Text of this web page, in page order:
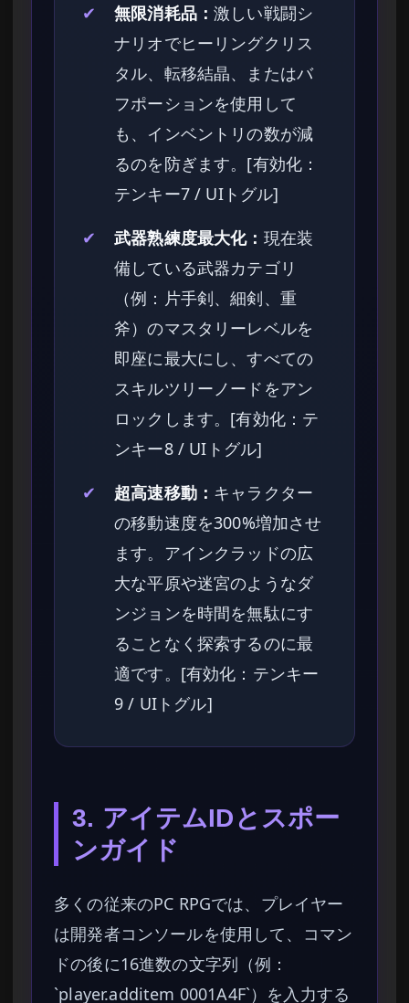
✔
無限消耗品：激しい戦闘シ
ナリオでヒーリングクリス
タル、転移結晶、またはバ
フポーションを使用して
も、インベントリの数が減
るのを防ぎます。[有効化：
テンキー7 / UIトグル]
✔
武器熟練度最大化： 現在装
備している武器カテゴリ
（例：片手剣、細剣、重
斧）のマスタリーレベルを
即座に最大にし、すべての
スキルツリーノードをアン
ロックします。[有効化：テ
ンキー8 / UIトグル]
✔
超高速移動： キャラクター
の移動速度を300%増加させ
ます。アインクラッドの広
大な平原や迷宮のようなダ
ンジョンを時間を無駄にす
ることなく探索するのに最
適です。[有効化：テンキー
9 / UIトグル]
3. アイテムIDとスポー
ンガイド
多くの従来のPC RPGでは、プレイヤー
は開発者コンソールを使用して、コマン
ドの後に16進数の文字列（例：
`player.additem 0001A4F`）を入力する